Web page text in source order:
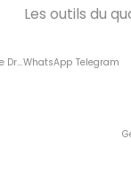
Les outils du
Google DriveWhatsApp Telegram